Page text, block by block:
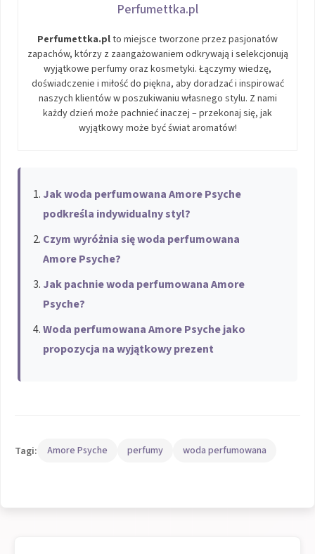
Perfumettka.pl
Perfumettka.plto miejsce tworzone przez pasjonatów
zapachów, którzy z zaangażowaniem odkrywają i selekcjonują
wyjątkowe perfumy oraz kosmetyki. Łączymy wiedzę,
doświadczenie i miłość do piękna, aby doradzać i inspirować
naszych klientów w poszukiwaniu własnego stylu. Z nami
każdy dzień może pachnieć inaczej – przekonaj się, jak
wyjątkowy może być świat aromatów!
Jak woda perfumowana Amore Psyche
podkreśla indywidualny styl?
Czym wyróżnia się woda perfumowana
Amore Psyche?
Jak pachnie woda perfumowana Amore
Psyche?
Woda perfumowana Amore Psyche jako
propozycja na wyjątkowy prezent
Tagi: Amore Psyche perfumy woda perfumowana